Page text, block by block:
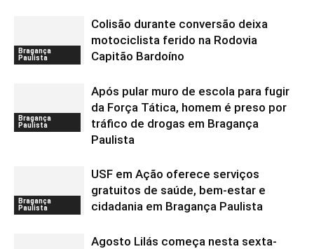
Bragança
Paulista
Colisão durante conversão deixa
motociclista ferido na Rodovia
Capitão Bardoíno
Bragança
Paulista
Após pular muro de escola para fugir
da Força Tática, homem é preso por
tráfico de drogas em Bragança
Paulista
Bragança
Paulista
USF em Ação oferece serviços
gratuitos de saúde, bem-estar e
cidadania em Bragança Paulista
Agosto Lilás começa nesta sexta-